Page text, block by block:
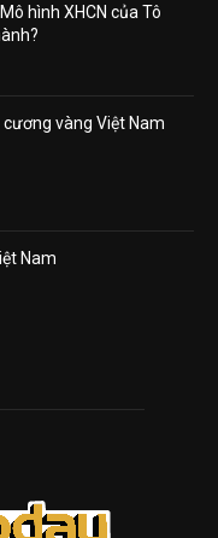
hình XHCN của Tô
vàng Việt Nam
Nam